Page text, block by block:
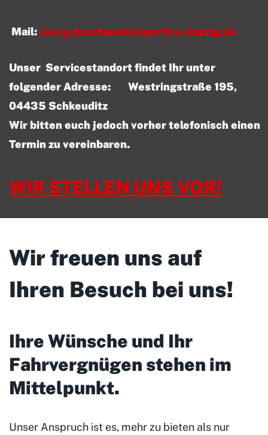
Mail: joerg.duschanek@sportivo-leipzig.de
Unser Servicestandort findet Ihr unter
folgender Adresse: Westringstraße 195,
04435 Schkeuditz
Wir bitten euch jedoch vorher telefonisch einen
Termin zu vereinbaren.
WIR STELLEN UNS VOR!
Wir freuen uns auf
Ihren Besuch bei uns!
Ihre Wünsche und Ihr
Fahrvergnügen stehen im
Mittelpunkt.
Unser Anspruch ist es, mehr zu bieten als nur